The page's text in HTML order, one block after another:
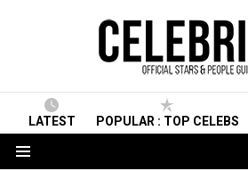
LATEST POPULAR : TOP CELEBS